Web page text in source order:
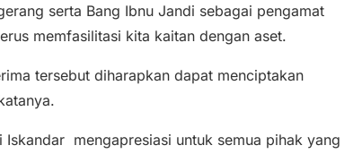
serta Bang Ibnu Jandi sebagai pengamat
memfasilitasi kita kaitan dengan aset.
tersebut diharapkan dapat menciptakan
Iskandar mengapresiasi untuk semua pihak yang